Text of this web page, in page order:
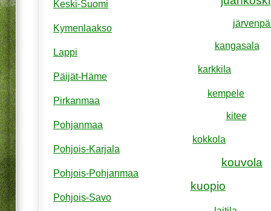
kangasala
karkkila
kempele
kitee
kokkola
kouvola
kuopio
Keski-Suomi
Kymenlaakso
Lappi
Päijät-Häme
Pirkanmaa
Pohjanmaa
Pohjois-Karjala
Pohjois-Pohjanmaa
Pohjois-Savo